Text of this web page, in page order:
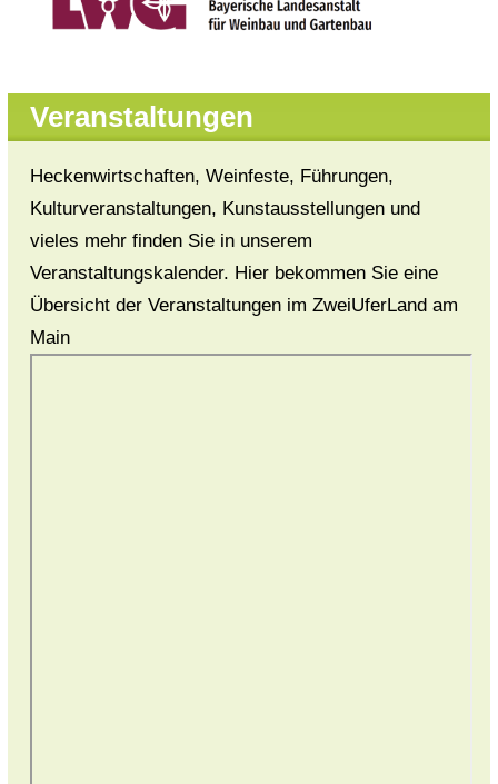
Veranstaltungen
Heckenwirtschaften, Weinfeste, Führungen,
Kulturveranstaltungen, Kunstausstellungen und
vieles mehr finden Sie in unserem
Veranstaltungskalender. Hier bekommen Sie eine
Übersicht der Veranstaltungen im ZweiUferLand am
Main